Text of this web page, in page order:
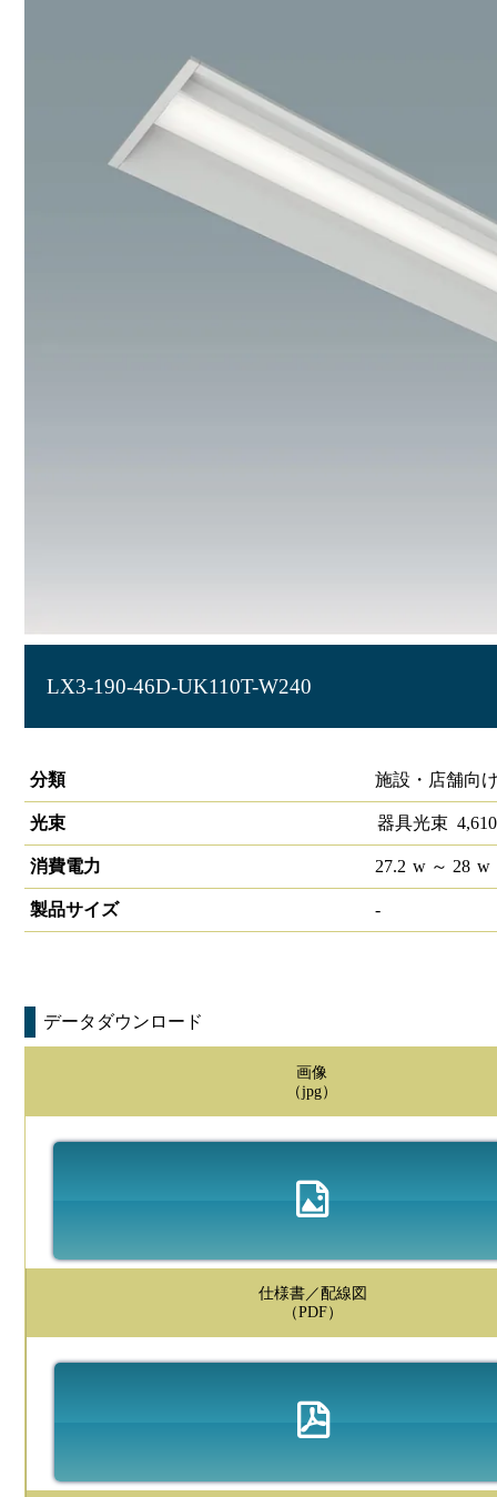
LX3-190-46D-UK110T-W240
分類
施設・店舗向
光束 器具光束 4,610
消費電力 27.2 w～ 28 w
製品サイズ -
データダウンロード
画像
（jpg）
仕様書／配線図
（PDF）